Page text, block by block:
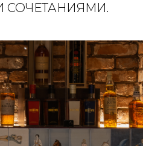
СОЧЕТАНИЯМИ.